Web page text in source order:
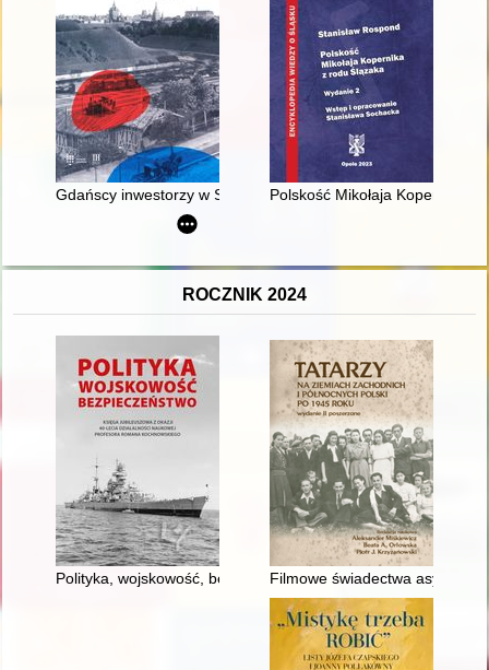
Gdańscy inwestorzy w Sopocie : prestiż finansowy i
Polskość Mikołaja Kopernika z
ROCZNIK 2024
Polityka, wojskowość, bezpieczeństwo : księga jubileuszowa
Filmowe świadectwa